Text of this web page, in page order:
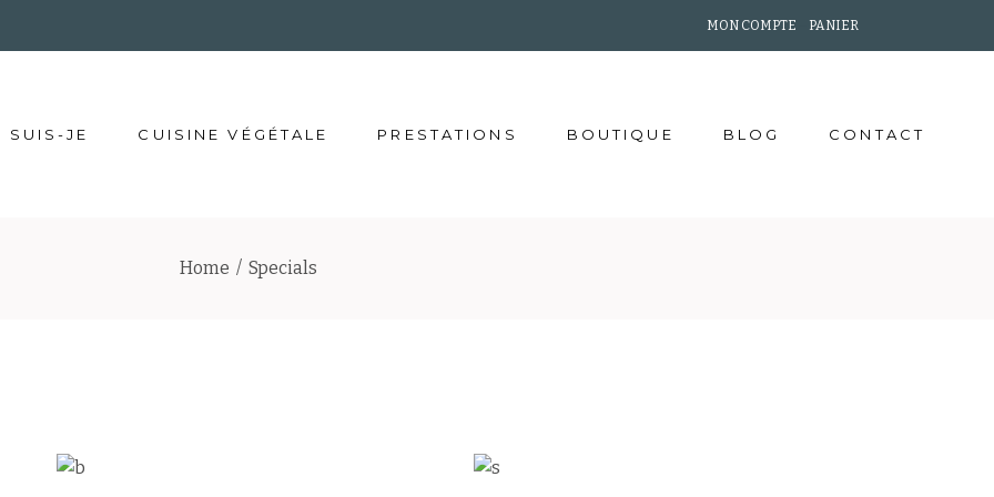
MON COMPTE PANIER
SUIS-JE CUISINE VÉGÉTALE PRESTATIONS BOUTIQUE BLOG CONTACT
Home / Specials